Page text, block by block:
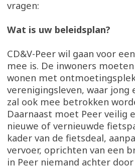
vragen:
Wat is uw beleidsplan?
CD&V-Peer wil gaan voor
mee is. De inwoners
wonen met
verenigingsleven, waar jong
zal ook mee betrokken
Daarnaast moet Peer veilig
nieuwe of vernieuwde
kader van de fietsdeal,
vervoer, oprichten van een
in Peer niemand achter